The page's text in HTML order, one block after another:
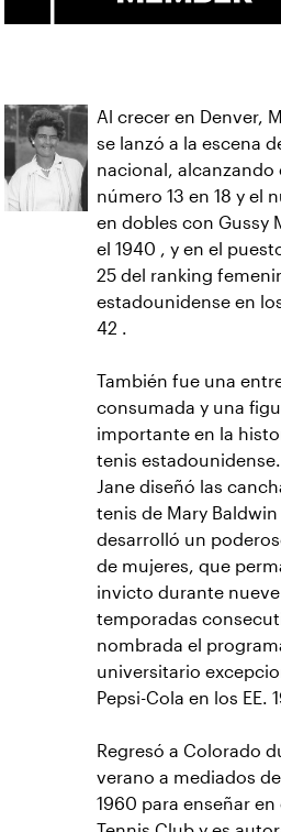
Al crecer en Denver,
se lanzó a la escena
nacional, alcanzando
número 13 en 18 y el
en dobles con Gussy
el 1940 , y en el
25 del ranking
estadounidense en los
42 .
También fue una
consumada y una
importante en la
tenis
Jane diseñó las
tenis de Mary
desarrolló un
de mujeres, que
invicto durante nueve
temporadas
nombrada el
universitario
Pepsi-Cola en los EE.
Regresó a Colorado
verano a mediados
1960 para enseñar en